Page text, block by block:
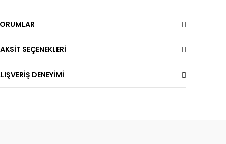
SEÇENEKLERİ
DENEYİMİ